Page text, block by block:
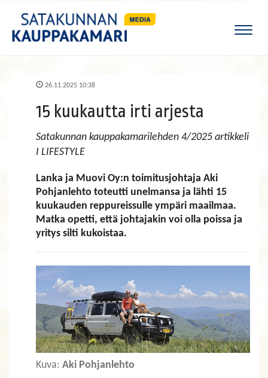
26.11.2025 10:38
15 kuukautta irti arjesta
Satakunnan kauppakamarilehden 4/2025 artikkeli
I LIFESTYLE
Lanka ja Muovi Oy:n toimitusjohtaja Aki
Pohjanlehto toteutti unelmansa ja lähti 15
kuukauden reppureissulle ympäri maailmaa.
Matka opetti, että johtajakin voi olla poissa ja
yritys silti kukoistaa.
Kuva: Aki Pohjanlehto